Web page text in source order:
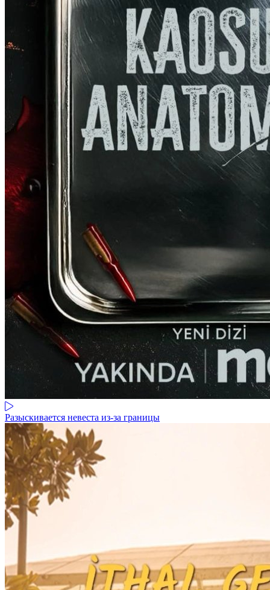
Разыскивается невеста из-за границы